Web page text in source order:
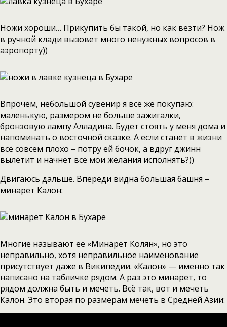
Ножи хороши… Прикупить бы такой, но как везти? Нож
в ручной клади вызовет много ненужных вопросов в
аэропорту))
Впрочем, небольшой сувенир я всё же покупаю:
маленькую, размером не больше зажигалки,
бронзовую лампу Алладина. Будет стоять у меня дома и
напоминать о восточной сказке. А если станет в жизни
всё совсем плохо – потру ей бочок, а вдруг джинн
вылетит и начнет все мои желания исполнять?))
Двигаюсь дальше. Впереди видна большая башня –
минарет Калон:
Многие называют ее «Минарет Колян», но это
неправильно, хотя неправильное наименование
присутствует даже в Википедии. «Калон» — именно так
написано на табличке рядом. А раз это минарет, то
рядом должна быть и мечеть. Всё так, вот и мечеть
Калон. Это вторая по размерам мечеть в Средней Азии: